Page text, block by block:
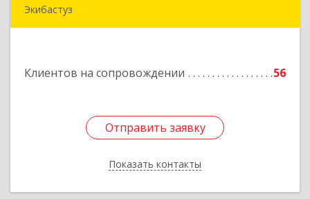
Экибастуз
Клиентов на сопровождении 56
Отправить заявку
Показать контакты
Подробнее
Отправить заявку
Назад